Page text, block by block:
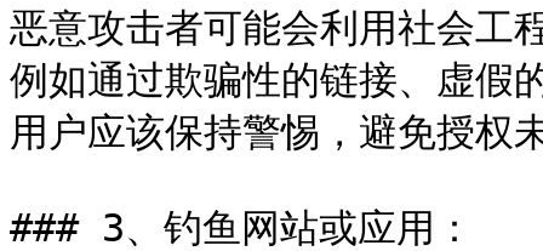
恶意攻击者可能会利用社会工
例如通过欺骗性的链接、虚假
用户应该保持警惕，避免授权
### 3、钓鱼网站或应用：